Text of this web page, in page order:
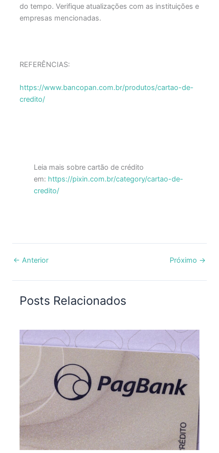
do tempo. Verifique atualizações com as instituições e
empresas mencionadas.
REFERÊNCIAS:
https://www.bancopan.com.br/produtos/cartao-de-
credito/
Leia mais sobre cartão de crédito
em: https://pixin.com.br/category/cartao-de-
credito/
← Anterior Próximo →
Posts Relacionados